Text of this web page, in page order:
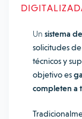
Un sistema
solicitudes
técnicos y
objetivo es
completen a